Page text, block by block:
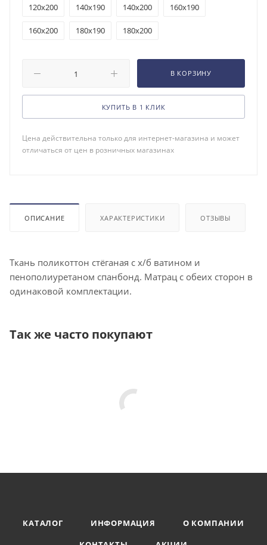
120x200 140x190 140x200 160x190
160x200 180x190 180x200
В КОРЗИНУ
КУПИТЬ В 1 КЛИК
Цена действительна только для интернет-магазина и может
отличаться от цен в розничных магазинах
ОПИСАНИЕ ХАРАКТЕРИСТИКИ ОТЗЫВЫ
Ткань поликоттон стёганая с х/б ватином и
пенополиуретаном спанбонд. Матрац с обеих сторон в
одинаковой комплектации.
Так же часто покупают
КАТАЛОГ ИНФОРМАЦИЯ
О КОМПАНИИ